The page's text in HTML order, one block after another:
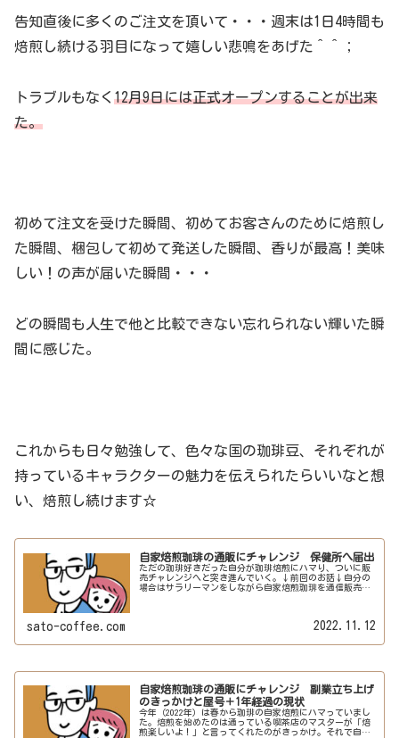
告知直後に多くのご注文を頂いて・・・週末は1日4時間も
焙煎し続ける羽目になって嬉しい悲鳴をあげた＾＾；
トラブルもなく 12月9日には正式オープンすることが出来
た。
初めて注文を受けた瞬間、初めてお客さんのために焙煎し
た瞬間、梱包して初めて発送した瞬間、香りが最高！美味
しい！の声が届いた瞬間・・・
どの瞬間も人生で他と比較できない忘れられない輝いた瞬
間に感じた。
これからも日々勉強して、色々な国の珈琲豆、それぞれが
持っているキャラクターの魅力を伝えられたらいいなと想
い、焙煎し続けます☆
自家焙煎珈琲の通販にチャレンジ 保健所へ届出
ただの珈琲好きだった自分が珈琲焙煎にハマり、ついに販
売チャレンジへと突き進んでいく。↓前回のお話↓自分の
場合はサラリーマンをしながら自家焙煎珈琲を通信販売す
sato-coffee.com 2022.11.12
自家焙煎珈琲の通販にチャレンジ 副業立ち上げ
のきっかけと屋号＋1年経過の現状
今年（2022年）は春から珈琲の自家焙煎にハマっていまし
た。焙煎を始めたのは通っている喫茶店のマスターが「焙
煎楽しいよ！」と言ってくれたのがきっかけ。それで自宅